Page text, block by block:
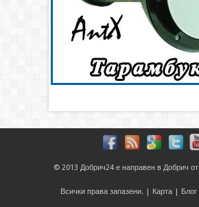
© 2013 Добрич24 е направен в Добрич от
Всички права запазени. | Карта Блог